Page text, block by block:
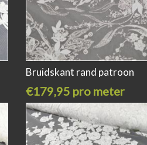
Bruidskant rand patroon
€179,95 pro meter